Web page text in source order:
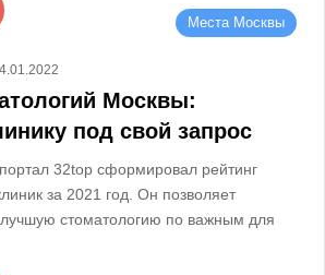
Места Москвы
Москвы:
под свой запрос
32top сформировал рейтинг
за 2021 год. Он позволяет
стоматологию по важным для